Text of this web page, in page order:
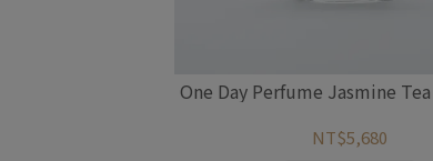
One Day Perfume Jasmine
NT$5,680